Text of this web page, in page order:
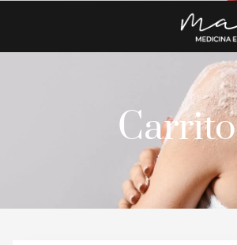
Carrito